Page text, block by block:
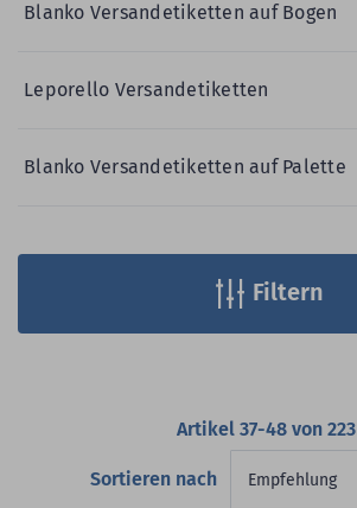
Blanko Versandetiketten auf Bogen
Leporello Versandetiketten
Blanko Versandetiketten auf Palette
Artikel 37-48von 223
Sortieren nach
Filtern